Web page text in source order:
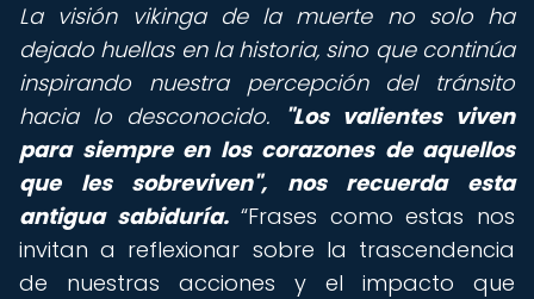
La visión vikinga de la muerte no solo ha
dejado huellas en la historia, sino que continúa
inspirando nuestra percepción del tránsito
hacia lo desconocido.
"Los valientes viven
para siempre en los corazones de aquellos
que les sobreviven", nos recuerda esta
antigua sabiduría.
Frases como estas nos
invitan a reflexionar sobre la trascendencia
de nuestras acciones y el impacto que